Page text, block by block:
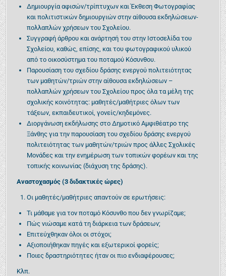
Δημιουργία αφισών/τρίπτυχων και Έκθεση Φωτογραφίας
και πολιτιστικών δημιουργιών στην αίθουσα εκδηλώσεων-
πολλαπλών χρήσεων του Σχολείου.
Συγγραφή άρθρου και ανάρτησή του στην Ιστοσελίδα του
Σχολείου, καθώς, επίσης, και του φωτογραφικού υλικού
από το οικοσύστημα του ποταμού Κόσυνθου.
Παρουσίαση του σχεδίου δράσης ενεργού πολιτειότητας
των μαθητών/τριών στην αίθουσα εκδηλώσεων –
πολλαπλών χρήσεων του Σχολείου προς όλα τα μέλη της
σχολικής κοινότητας: μαθητές/μαθήτριες όλων των
τάξεων, εκπαιδευτικοί, γονείς/κηδεμόνες.
Διοργάνωση εκδήλωσης στο Δημοτικό Αμφιθέατρο της
Ξάνθης για την παρουσίαση του σχεδίου δράσης ενεργού
πολιτειότητας των μαθητών/τριών προς άλλες Σχολικές
Μονάδες και την ενημέρωση των τοπικών φορέων και της
τοπικής κοινωνίας (διάχυση της δράσης).
Αναστοχασμός (3 διδακτικές ώρες)
Οι μαθητές/μαθήτριες απαντούν σε ερωτήσεις:
Τι μάθαμε για τον ποταμό Κόσυνθο που δεν γνωρίζαμε;
Πώς νιώσαμε κατά τη διάρκεια των δράσεων;
Επιτεύχθηκαν όλοι οι στόχοι;
Αξιοποιήθηκαν πηγές και εξωτερικοί φορείς;
Ποιες δραστηριότητες ήταν οι πιο ενδιαφέρουσες;
Κλπ.